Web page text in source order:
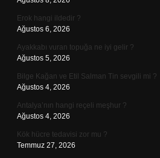
Erok hangi ildedir ?
Ağustos 6, 2026
Ayakkabı vuran topuğa ne iyi gelir ?
Ağustos 5, 2026
Bilge Kağan ve Etil Salman Tin sevgili mi ?
Ağustos 4, 2026
Antalya’nın hangi reçeli meşhur ?
Ağustos 4, 2026
Kök hücre tedavisi zor mu ?
Temmuz 27, 2026